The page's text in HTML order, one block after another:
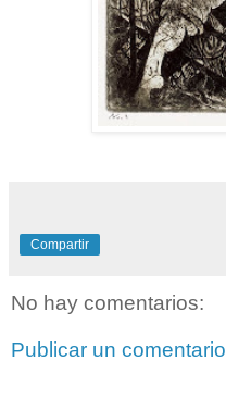
Compartir
No hay comentarios:
Publicar un comentario